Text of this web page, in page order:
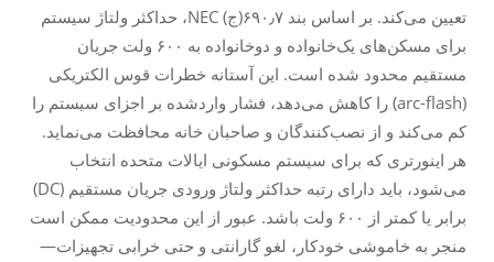
تعیین می‌کند. بر اساس بند ۶۹۰٫۷(ج) NEC، حداکثر ولتاژ سیستم
برای مسکن‌های یک‌خانواده و دو‌خانواده به ۶۰۰ ولت جریان
مستقیم محدود شده است. این آستانه خطرات قوس الکتریکی
(arc-flash) را کاهش می‌دهد، فشار واردشده بر اجزای سیستم را
کم می‌کند و از نصب‌کنندگان و صاحبان خانه محافظت می‌نماید.
هر اینورتری که برای سیستم مسکونی ایالات متحده انتخاب
می‌شود، باید دارای رتبه حداکثر ولتاژ ورودی جریان مستقیم (DC)
برابر یا کمتر از ۶۰۰ ولت باشد. عبور از این محدودیت ممکن است
منجر به خاموشی خودکار، لغو گارانتی و حتی خرابی تجهیزات—